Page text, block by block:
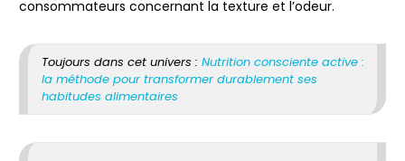
consommateurs concernant la texture et l’odeur.
Toujours dans cet univers : Nutrition consciente active :
la méthode pour transformer durablement ses
habitudes alimentaires